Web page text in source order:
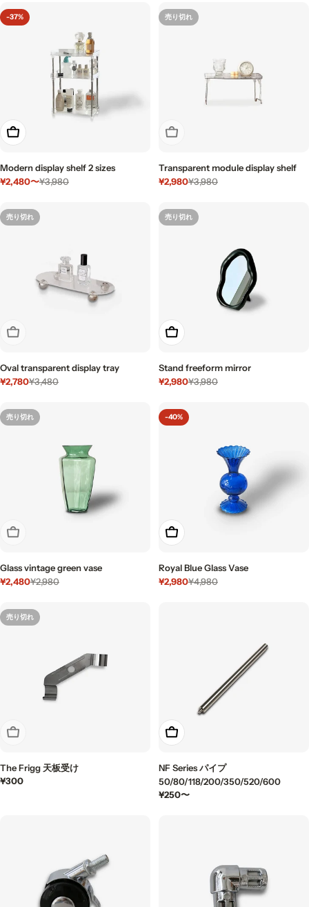
価
格
ル
価
価
格
-37%
もっと見る
Modern display shelf 2 sizes
セ
ル
価
¥2,480〜
通
価
格
¥3,980
売り切れ
売り切れ
Transparent module display shelf
セ
ル
価
¥2,980
通
価
格
¥3,980
売り切れ
売り切れ
Oval transparent display tray
セ
ル
価
¥2,780
通
価
格
¥3,480
売り切れ
もっと見る
Stand freeform mirror
セ
ル
価
¥2,980
通
価
格
¥3,980
売り切れ
売り切れ
Glass vintage green vase
セ
ル
価
¥2,480
通
価
格
¥2,980
-40%
カートに入れる
Royal Blue Glass Vase
セ
¥2,980
通
¥4,980
売り切れ
売り切れ
The Frigg 天板受け
通
¥300
もっと見る
NF Series パイプ
50/80/118/200/350/520/600
通
¥250〜